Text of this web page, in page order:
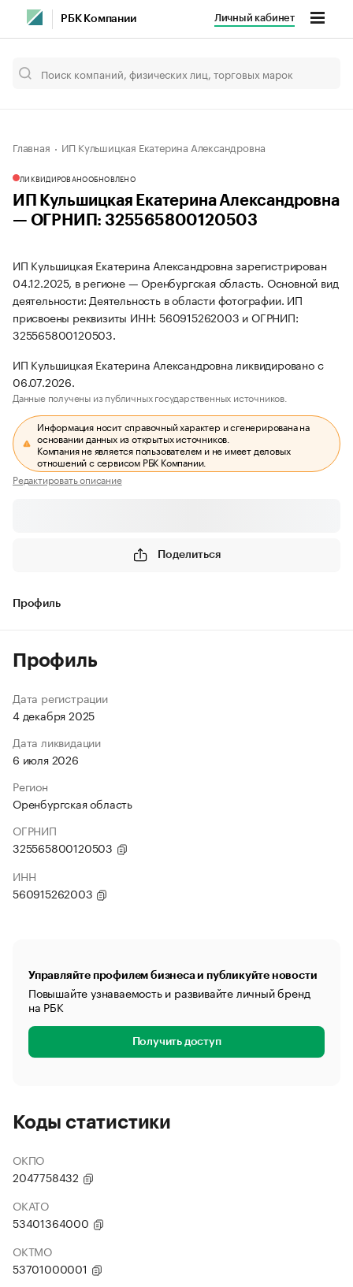
РБК Компании Личный кабинет
Главная ИП Кульшицкая Екатерина Александровна
ЛИКВИДИРОВАНООБНОВЛЕНО
ИП Кульшицкая Екатерина Александровна
— ОГРНИП: 325565800120503
ИП Кульшицкая Екатерина Александровна зарегистрирован
04.12.2025, в регионе — Оренбургская область. Основной вид
деятельности: Деятельность в области фотографии. ИП
присвоены реквизиты ИНН: 560915262003 и ОГРНИП:
325565800120503.
ИП Кульшицкая Екатерина Александровна ликвидировано с
06.07.2026.
Данные получены из публичных государственных источников.
Информация носит справочный характер и сгенерирована на
основании данных из открытых источников.
Компания не является пользователем и не имеет деловых
отношений с сервисом РБК Компании.
Редактировать описание
Поделиться
Профиль
Профиль
Дата регистрации
4 декабря 2025
Дата ликвидации
6 июля 2026
Регион
Оренбургская область
ОГРНИП
325565800120503
ИНН
560915262003
Управляйте профилем бизнеса и публикуйте новости
Повышайте узнаваемость и развивайте личный бренд
на РБК
Получить доступ
Коды статистики
ОКПО
2047758432
ОКАТО
53401364000
ОКТМО
53701000001